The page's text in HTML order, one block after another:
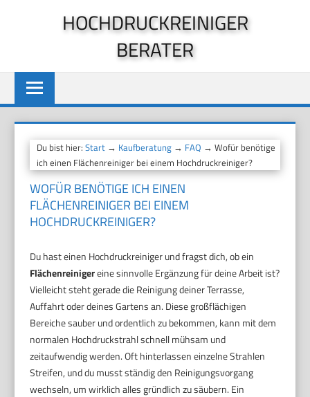
HOCHDRUCKREINIGER
BERATER
Du bist hier:Start → Kaufberatung → FAQ → Wofür benötige
ich einen Flächenreiniger bei einem Hochdruckreiniger?
WOFÜR BENÖTIGE ICH EINEN
FLÄCHENREINIGER BEI EINEM
HOCHDRUCKREINIGER?
Du hast einen Hochdruckreiniger und fragst dich, ob ein
Flächenreinigereine sinnvolle Ergänzung für deine Arbeit ist?
Vielleicht steht gerade die Reinigung deiner Terrasse,
Auffahrt oder deines Gartens an. Diese großflächigen
Bereiche sauber und ordentlich zu bekommen, kann mit dem
normalen Hochdruckstrahl schnell mühsam und
zeitaufwendig werden. Oft hinterlassen einzelne Strahlen
Streifen, und du musst ständig den Reinigungsvorgang
wechseln, um wirklich alles gründlich zu säubern. Ein